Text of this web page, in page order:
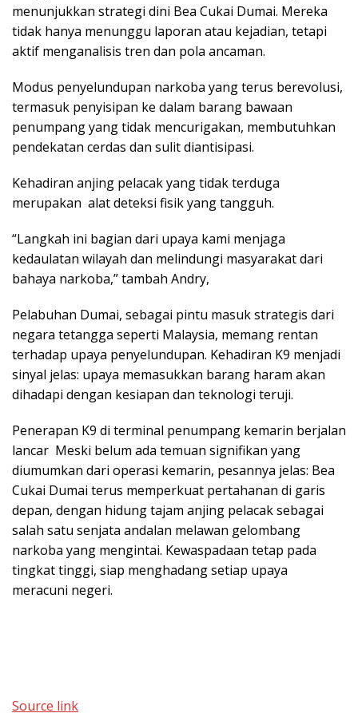
menunjukkan strategi dini Bea Cukai Dumai. Mereka
tidak hanya menunggu laporan atau kejadian, tetapi
aktif menganalisis tren dan pola ancaman.
Modus penyelundupan narkoba yang terus berevolusi,
termasuk penyisipan ke dalam barang bawaan
penumpang yang tidak mencurigakan, membutuhkan
pendekatan cerdas dan sulit diantisipasi.
Kehadiran anjing pelacak yang tidak terduga
merupakan alat deteksi fisik yang tangguh.
“Langkah ini bagian dari upaya kami menjaga
kedaulatan wilayah dan melindungi masyarakat dari
bahaya narkoba,” tambah Andry,
Pelabuhan Dumai, sebagai pintu masuk strategis dari
negara tetangga seperti Malaysia, memang rentan
terhadap upaya penyelundupan. Kehadiran K9 menjadi
sinyal jelas: upaya memasukkan barang haram akan
dihadapi dengan kesiapan dan teknologi teruji.
Penerapan K9 di terminal penumpang kemarin berjalan
lancar Meski belum ada temuan signifikan yang
diumumkan dari operasi kemarin, pesannya jelas: Bea
Cukai Dumai terus memperkuat pertahanan di garis
depan, dengan hidung tajam anjing pelacak sebagai
salah satu senjata andalan melawan gelombang
narkoba yang mengintai. Kewaspadaan tetap pada
tingkat tinggi, siap menghadang setiap upaya
meracuni negeri.
Source link